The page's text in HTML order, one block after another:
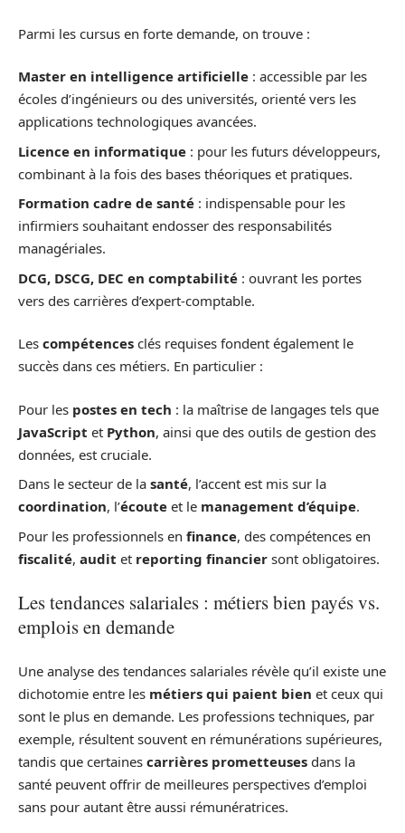
Parmi les cursus en forte demande, on trouve :
Master en intelligence artificielle : accessible par les
écoles d’ingénieurs ou des universités, orienté vers les
applications technologiques avancées.
Licence en informatique : pour les futurs développeurs,
combinant à la fois des bases théoriques et pratiques.
Formation cadre de santé : indispensable pour les
infirmiers souhaitant endosser des responsabilités
managériales.
DCG, DSCG, DEC en comptabilité : ouvrant les portes
vers des carrières d’expert-comptable.
Les compétences clés requises fondent également le
succès dans ces métiers. En particulier :
Pour les postes en tech : la maîtrise de langages tels que
JavaScript et Python, ainsi que des outils de gestion des
données, est cruciale.
Dans le secteur de la santé, l’accent est mis sur la
coordination, l’écoute et le management d’équipe.
Pour les professionnels en finance, des compétences en
fiscalité, audit et reporting financier sont obligatoires.
Les tendances salariales : métiers bien payés vs.
emplois en demande
Une analyse des tendances salariales révèle qu’il existe une
dichotomie entre les métiers qui paient bien et ceux qui
sont le plus en demande. Les professions techniques, par
exemple, résultent souvent en rémunérations supérieures,
tandis que certaines carrières prometteuses dans la
santé peuvent offrir de meilleures perspectives d’emploi
sans pour autant être aussi rémunératrices.